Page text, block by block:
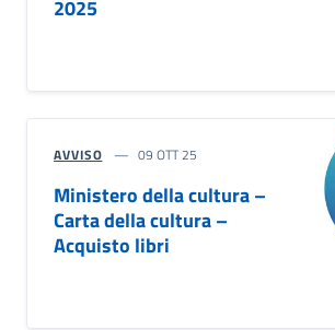
2025
AVVISO 09 OTT 25
Ministero della cultura –
Carta della cultura –
Acquisto libri